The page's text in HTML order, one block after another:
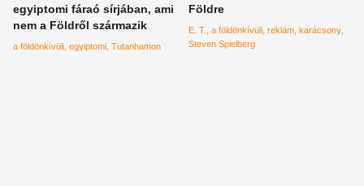
egyiptomi fáraó sírjában, ami
nem a Földről származik
a földönkívüli egyiptomi Tutanhamon
Földre
E. T. a földönkívüli reklám karácsony
Steven Spielberg